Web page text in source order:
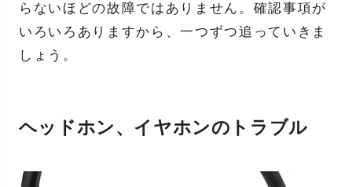
らないほどの故障ではありません。確認事項が
いろいろありますから、一つずつ追っていきま
しょう。
ヘッドホン、イヤホンのトラブル